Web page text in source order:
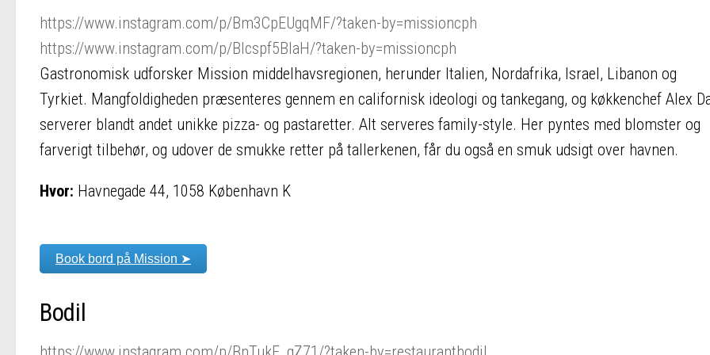
https://www.instagram.com/p/Bm3CpEUgqMF/?taken-by=missioncph
https://www.instagram.com/p/Blcspf5BIaH/?taken-by=missioncph
Gastronomisk udforsker Mission middelhavsregionen, herunder Italien, Nordafrika, Israel, Libanon og
Tyrkiet. Mangfoldigheden præsenteres gennem en californisk ideologi og tankegang, og køkkenchef Alex
serverer blandt andet unikke pizza- og pastaretter. Alt serveres family-style. Her pyntes med blomster og
farverigt tilbehør, og udover de smukke retter på tallerkenen, får du også en smuk udsigt over havnen.
Hvor: Havnegade 44, 1058 København K
Book bord på Mission ➤
Bodil